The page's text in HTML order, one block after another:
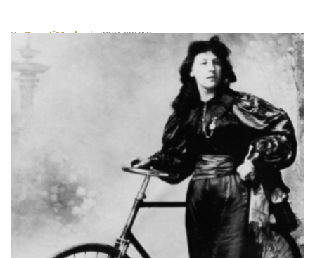
ByBeautiMode| 2021/09/19